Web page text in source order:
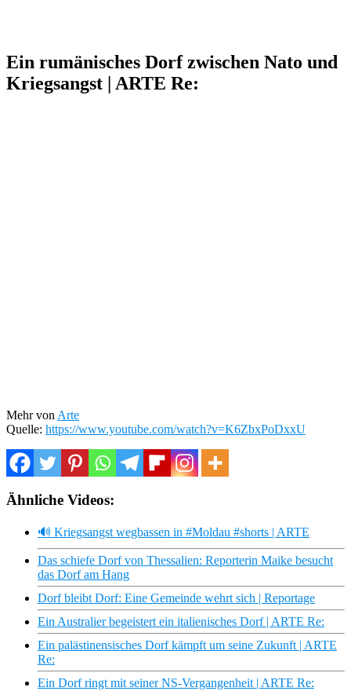
Ein rumänisches Dorf zwischen Nato und
Kriegsangst | ARTE Re:
Mehr von Arte
Quelle: https://www.youtube.com/watch?v=K6ZbxPoDxxU
Ähnliche Videos:
🔊 Kriegsangst wegbassen in #Moldau #shorts | ARTE
Das schiefe Dorf von Thessalien: Reporterin Maike besucht
das Dorf am Hang
Dorf bleibt Dorf: Eine Gemeinde wehrt sich | Reportage
Ein Australier begeistert ein italienisches Dorf | ARTE Re:
Ein palästinensisches Dorf kämpft um seine Zukunft | ARTE
Re:
Ein Dorf ringt mit seiner NS-Vergangenheit | ARTE Re: